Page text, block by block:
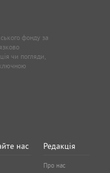
фонду за
чи погляди,
нас Редакція
Про нас